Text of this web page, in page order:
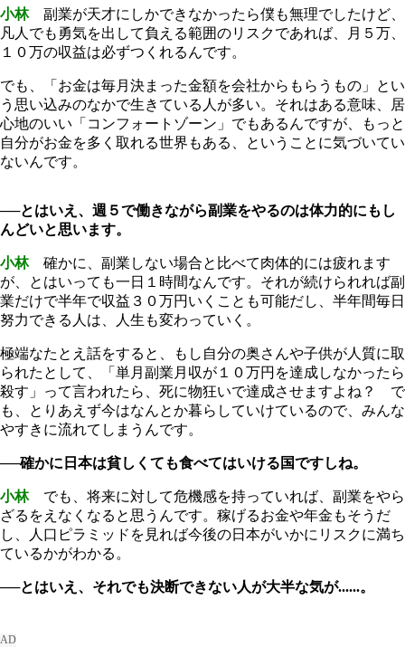
小林副業が天才にしかできなかったら僕も無理でしたけど、
凡人でも勇気を出して負える範囲のリスクであれば、月５万、
１０万の収益は必ずつくれるんです。
でも、「お金は毎月決まった金額を会社からもらうもの」とい
う思い込みのなかで生きている人が多い。それはある意味、居
心地のいい「コンフォートゾーン」でもあるんですが、もっと
自分がお金を多く取れる世界もある、ということに気づいてい
ないんです。
──とはいえ、週５で働きながら副業をやるのは体力的にもし
んどいと思います。
小林確かに、副業しない場合と比べて肉体的には疲れます
が、とはいっても一日１時間なんです。それが続けられれば副
業だけで半年で収益３０万円いくことも可能だし、半年間毎日
努力できる人は、人生も変わっていく。
極端なたとえ話をすると、もし自分の奥さんや子供が人質に取
られたとして、「単月副業月収が１０万円を達成しなかったら
殺す」って言われたら、死に物狂いで達成させますよね？ で
も、とりあえず今はなんとか暮らしていけているので、みんな
やすきに流れてしまうんです。
──確かに日本は貧しくても食べてはいける国ですしね。
小林でも、将来に対して危機感を持っていれば、副業をやら
ざるをえなくなると思うんです。稼げるお金や年金もそうだ
し、人口ピラミッドを見れば今後の日本がいかにリスクに満ち
ているかがわかる。
──とはいえ、それでも決断できない人が大半な気が......。